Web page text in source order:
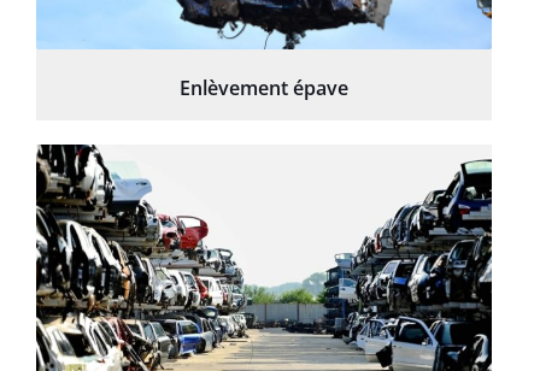
Enlèvement épave